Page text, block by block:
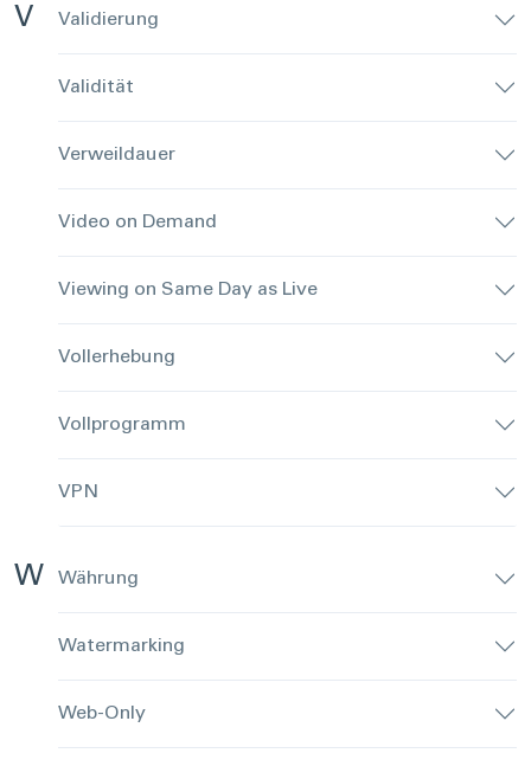
V Validierung
Validität
Verweildauer
Video on Demand
Viewing on Same Day as Live
Vollerhebung
Vollprogramm
VPN
W Währung
Watermarking
Web-Only